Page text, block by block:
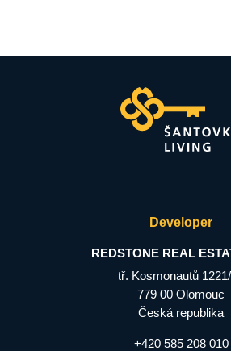
Developer
REDSTONE REAL
tř. Kosmonautů
779 00 Olomouc
Česká republika
+420 585 208 010